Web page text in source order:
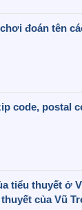
đoán tên
code, postal
tiểu thuyết ở
của Vũ